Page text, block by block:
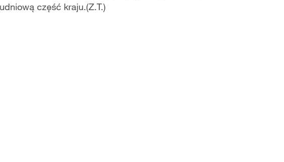
część kraju.(Z.T.)